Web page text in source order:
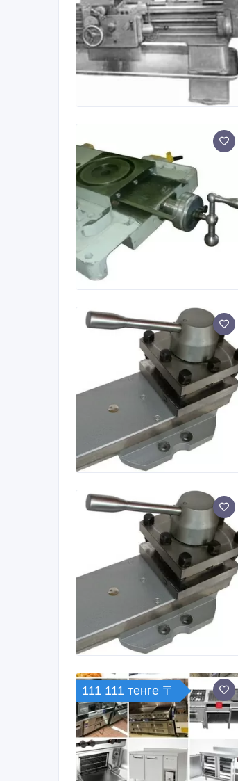
111 111 тенге 〒